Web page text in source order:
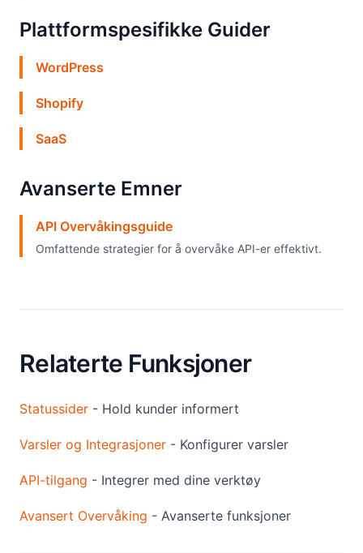
Plattformspesifikke Guider
WordPress
Shopify
SaaS
Avanserte Emner
API Overvåkingsguide
Omfattende strategier for å overvåke API-er effektivt.
Relaterte Funksjoner
Statussider - Hold kunder informert
Varsler og Integrasjoner - Konfigurer varsler
API-tilgang - Integrer med dine verktøy
Avansert Overvåking - Avanserte funksjoner